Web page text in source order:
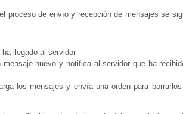
proceso de envío y recepción de mensajes se
llegado al servidor
nuevo y notifica al servidor que ha
los mensajes y envía una orden para borrarlos